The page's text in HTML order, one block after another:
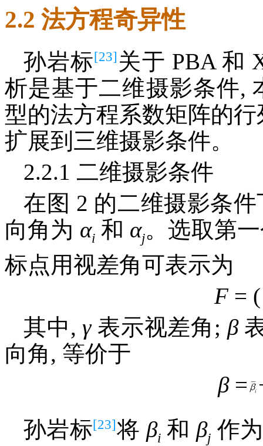
2.2 法方程奇异性
孙岩标[23] 关于 PBA 和
析是基于二维摄影条件,
型的法方程系数矩阵的
扩展到三维摄影条件。
2.2.1 二维摄影条件
在图 2 的二维摄影条
向角为 αi和 αj。选取第
标点用视差角可表示为
F=
其中,γ表示视差角; β
向角, 等价于
β=
孙岩标[23]将 βi和 βj 作